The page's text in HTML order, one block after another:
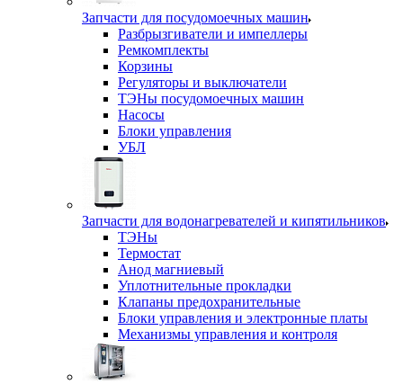
Запчасти для посудомоечных машин
Разбрызгиватели и импеллеры
Ремкомплекты
Корзины
Регуляторы и выключатели
ТЭНы посудомоечных машин
Насосы
Блоки управления
УБЛ
Запчасти для водонагревателей и кипятильников
ТЭНы
Термостат
Анод магниевый
Уплотнительные прокладки
Клапаны предохранительные
Блоки управления и электронные платы
Механизмы управления и контроля